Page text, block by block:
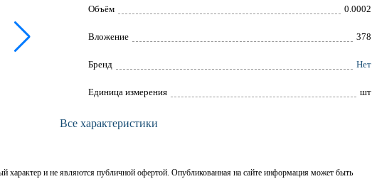
Объём 0.0002
Вложение 378
Брeнд Нет
Единица измерения шт
Все характеристики
характер и не являются публичной офертой. Опубликованная на сайте информация может быть